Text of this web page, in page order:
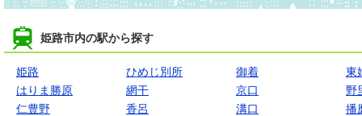
姫路市内の駅から探す
姫路 ひめじ別所 御着
東
はりま勝原
網干 京口
野
仁豊野
香呂 溝口
播